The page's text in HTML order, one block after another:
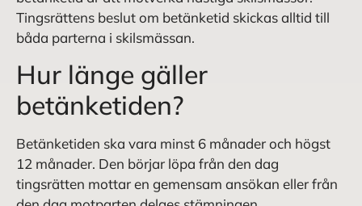
Tingsrättens beslut om betänketid skickas alltid till
båda parterna i skilsmässan.
Hur länge gäller
betänketiden?
Betänketiden ska vara minst 6 månader och högst
12 månader. Den börjar löpa från den dag
tingsrätten mottar en gemensam ansökan eller från